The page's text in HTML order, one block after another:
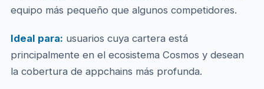
equipo más pequeño que algunos competidores.
Ideal para: usuarios cuya cartera está
principalmente en el ecosistema Cosmos y desean
la cobertura de appchains más profunda.